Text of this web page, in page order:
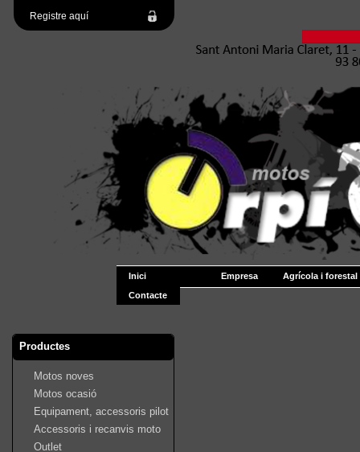
Registre aquí
Inici Empresa
Agrícola i forestal
Contacte
Productes
Motos noves
Motos ocasió
Equipament, accessoris pilot
Accessoris i recanvis moto
Outlet